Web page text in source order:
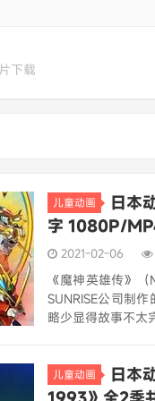
下载
儿童动画
日本
字 1080P/
2021-02-06
《魔神英雄传》
SUNRISE公司制
略少显得故事不太
儿童动画
日本